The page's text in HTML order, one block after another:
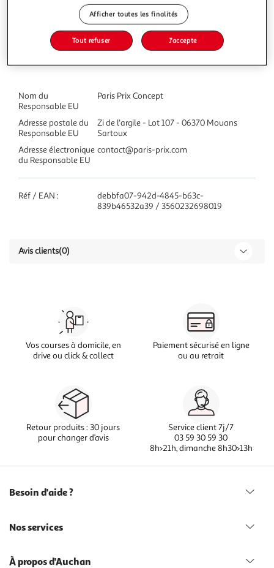
Caractéristiques
Nom du
Responsable EU
Paris Prix Concept
Adresse postale du
Responsable EU
Zi de l'argile - Lot 107 - 06370 Mouans
Sartoux
Adresse électronique
du Responsable EU
contact@paris-prix.com
Réf / EAN :
debbfa07-942d-4845-b63c-
839b46532a39 / 3560232698019
Avis clients(0)
Vos courses à domicile, en
drive ou click & collect
Paiement sécurisé en ligne
ou au retrait
Retour produits : 30 jours
pour changer d’avis
Service client 7j/7
03 59 30 59 30
8h>21h, dimanche 8h30>13h
Besoin d'aide ?
Nos services
À propos d'Auchan
Afficher toutes les finalités
Tout refuser J'accepte